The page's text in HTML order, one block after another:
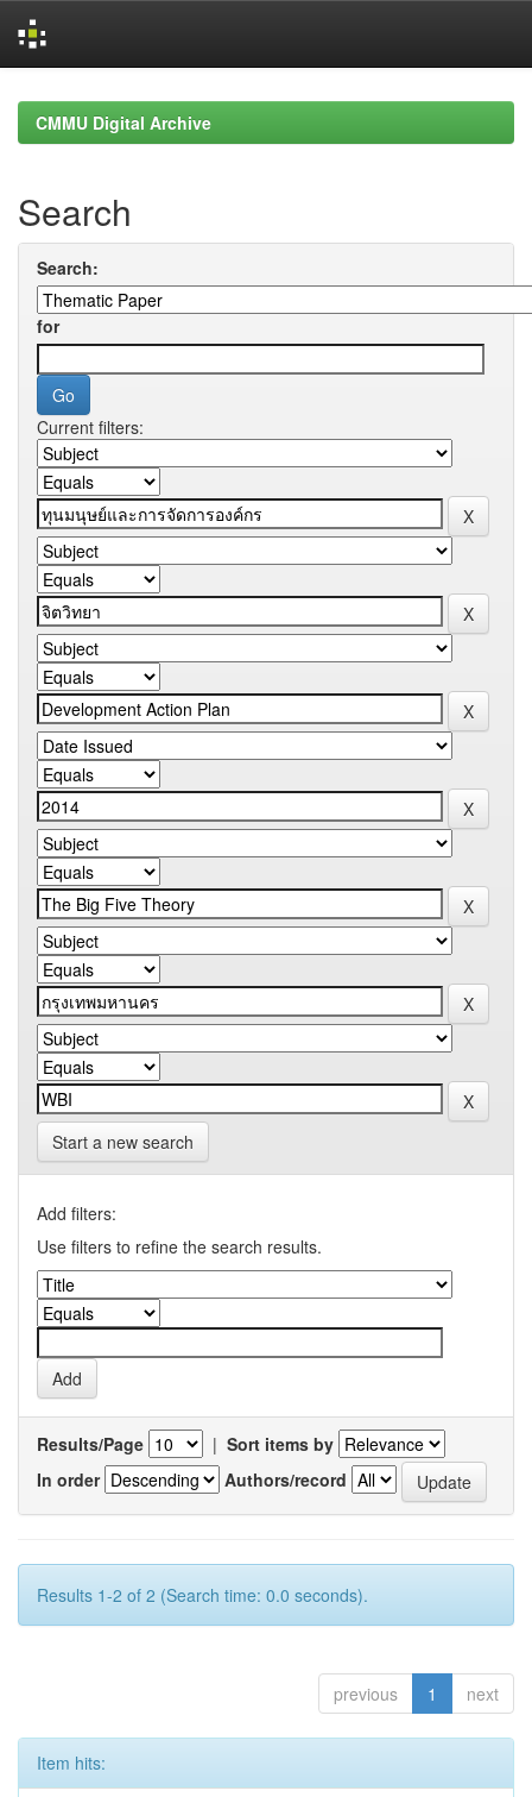
navigationCMMU Digital Archive
Search
Search:
for
Current filters:
Start a new search
Add filters:
Use filters to refine the search results.
Results/Page | Sort items by
In order
Authors/record
Results 1-2 of 2 (Search time: 0.0 seconds).
previous 1 next
Item hits: